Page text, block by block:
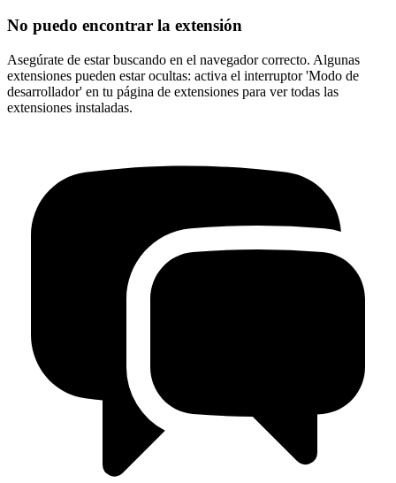
No puedo encontrar la extensión
Asegúrate de estar buscando en el navegador correcto. Algunas
extensiones pueden estar ocultas: activa el interruptor 'Modo de
desarrollador' en tu página de extensiones para ver todas las
extensiones instaladas.